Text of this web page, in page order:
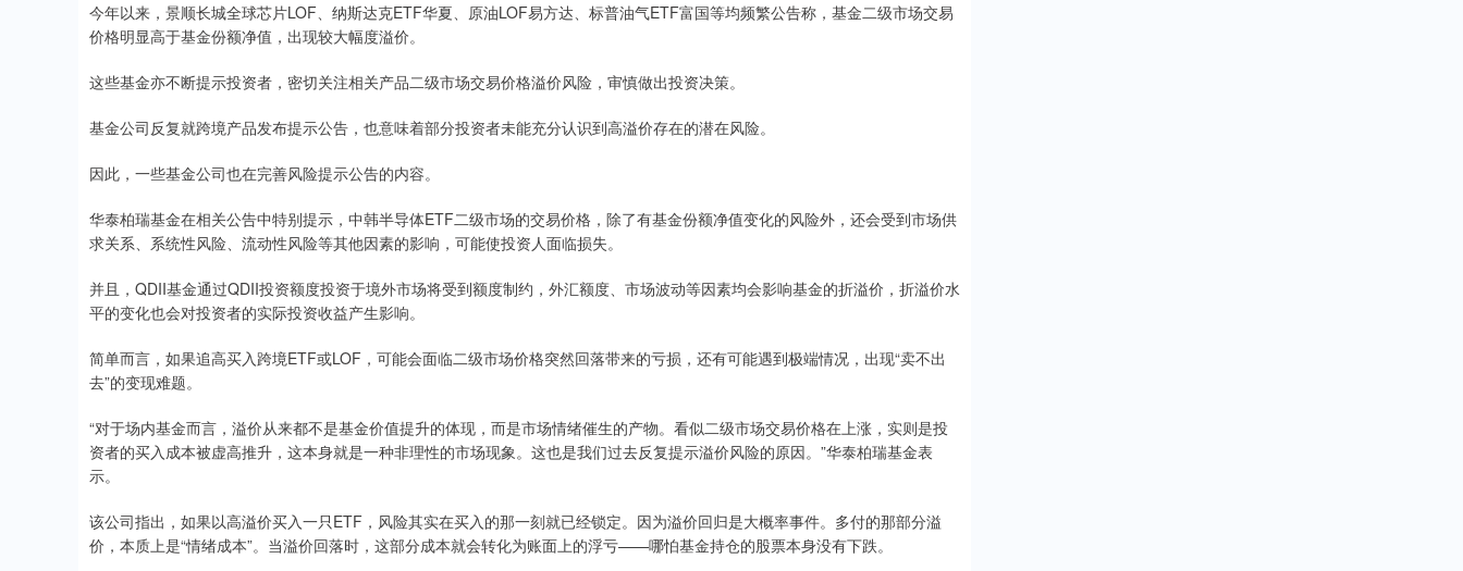
今年以来，景顺长城全球芯片LOF、纳斯达克ETF华夏、原油LOF易方达、标普油气ETF富国等均频繁公告称，基金二级市场交易
价格明显高于基金份额净值，出现较大幅度溢价。
这些基金亦不断提示投资者，密切关注相关产品二级市场交易价格溢价风险，审慎做出投资决策。
基金公司反复就跨境产品发布提示公告，也意味着部分投资者未能充分认识到高溢价存在的潜在风险。
因此，一些基金公司也在完善风险提示公告的内容。
华泰柏瑞基金在相关公告中特别提示，中韩半导体ETF二级市场的交易价格，除了有基金份额净值变化的风险外，还会受到市场供
求关系、系统性风险、流动性风险等其他因素的影响，可能使投资人面临损失。
并且，QDII基金通过QDII投资额度投资于境外市场将受到额度制约，外汇额度、市场波动等因素均会影响基金的折溢价，折溢价水
平的变化也会对投资者的实际投资收益产生影响。
简单而言，如果追高买入跨境ETF或LOF，可能会面临二级市场价格突然回落带来的亏损，还有可能遇到极端情况，出现“卖不出
去”的变现难题。
“对于场内基金而言，溢价从来都不是基金价值提升的体现，而是市场情绪催生的产物。看似二级市场交易价格在上涨，实则是投
资者的买入成本被虚高推升，这本身就是一种非理性的市场现象。这也是我们过去反复提示溢价风险的原因。”华泰柏瑞基金表
示。
该公司指出，如果以高溢价买入一只ETF，风险其实在买入的那一刻就已经锁定。因为溢价回归是大概率事件。多付的那部分溢
价，本质上是“情绪成本”。当溢价回落时，这部分成本就会转化为账面上的浮亏——哪怕基金持仓的股票本身没有下跌。